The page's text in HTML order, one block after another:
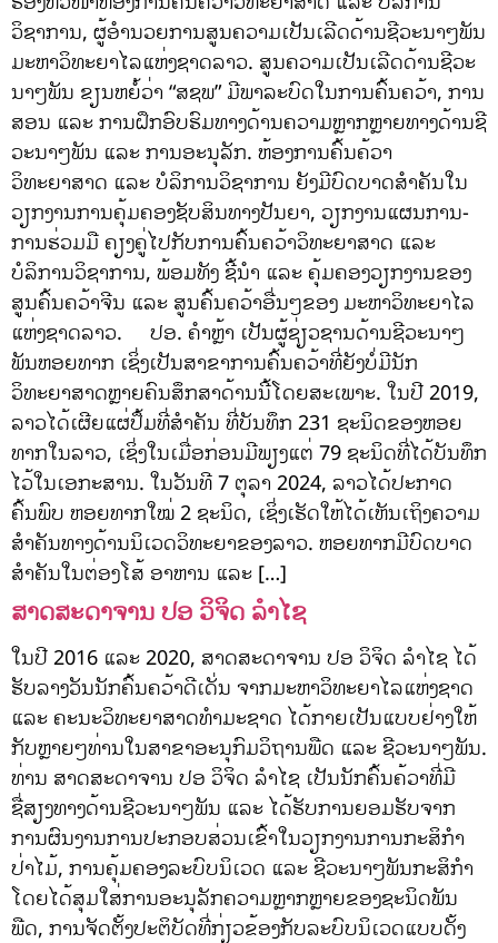
ວິຊາການ, ຜູ້ອຳນວຍການສູນຄວາມເປັນເລີດດ້ານຊີວະນາໆພັນ
ມະຫາວິທະຍາໄລແຫ່ງຊາດລາວ. ສູນ​ຄວາມ​ເປັນ​ເລີດ​ດ້ານຊີວະ
ນາໆພັນ ຂຽນຫຍໍ້ວ່າ “ສຊພ” ມີພາລະບົດໃນການ​ຄົ້ນ​ຄວ້າ, ການ
ສອນ ແລະ ການຝຶກອົບຮົມທາງດ້ານຄວາມຫຼາກຫຼາຍທາງດ້ານຊີ
ວະນາໆພັນ ແລະ ການອະນຸລັກ. ຫ້ອງການຄົ້ນຄ້ວາ
ວິທະຍາສາດ ແລະ ບໍລິການວິຊາການ ຍັງມີບົດບາດສໍາຄັນໃນ
ວຽກງານການຄຸ້ມຄອງຊັບສິນທາງປັນຍາ, ວຽກງານແຜນການ-
ການຮ່ວມມື ຄຽງຄູ່ໄປກັບການຄົ້ນຄວ້າວິທະຍາສາດ ແລະ
ບໍລິການວິຊາການ, ພ້ອມທັງ ຊີ້ນໍາ ແລະ ຄຸ້ມຄອງວຽກງານຂອງ
ສູນຄົ້ນຄວ້າຈີນ ແລະ ສູນຄົ້ນຄວ້າອື່ນໆຂອງ ມະຫາວິທະຍາໄລ
ແຫ່ງຊາດລາວ. ປອ. ຄຳຫຼ້າ ເປັນຜູ້ຊ່ຽວຊານດ້ານຊີວະນາໆ
ພັນຫອຍທາກ ເຊິ່ງເປັນສາຂາການຄົ້ນຄວ້າທີ່ຍັງບໍ່ມີນັກ
ວິທະຍາສາດຫຼາຍຄົນສຶກສາດ້ານນີ້ໂດຍສະເພາະ. ໃນປີ 2019,
ລາວໄດ້ເຜີຍແຜ່ປຶ້ມທີ່ສຳຄັນ ທີ່ບັນທຶກ 231 ຊະນິດຂອງຫອຍ
ທາກໃນລາວ, ເຊິ່ງໃນເມື່ອກ່ອນມີພຽງແຕ່ 79 ຊະນິດທີ່ໄດ້ບັນທຶກ
ໄວ້ໃນເອກະສານ. ໃນວັນທີ 7 ຕຸລາ 2024, ລາວໄດ້ປະກາດ
ຄົ້ນພົບ ຫອຍທາກໃໝ່ 2 ຊະນິດ, ເຊິ່ງເຮັດໃຫ້ໄດ້ເຫັນເຖິງຄວາມ
ສຳຄັນທາງດ້ານນິເວດວິທະຍາຂອງລາວ. ຫອຍທາກມີບົດບາດ
ສໍາຄັນໃນຕ່ອງໂສ້ ອາຫານ ແລະ […]
ສາດສະດາຈານ ປອ ວິຈິດ ລຳໄຊ
ໃນປີ 2016 ແລະ 2020, ສາດສະດາຈານ ປອ ວິຈິດ ລຳໄຊ ໄດ້
ຮັບລາງວັນນັກຄົ້ນຄວ້າດີເດັ່ນ ຈາກມະຫາວິທະຍາໄລແຫ່ງຊາດ
ແລະ ຄະນະວິທະຍາສາດທຳມະຊາດ ໄດ້ກາຍເປັນແບບຢ່າງໃຫ້
ກັບຫຼາຍໆທ່ານໃນສາຂາອະນຸກົມວິຖານພືດ ແລະ ຊີວະນາໆພັນ.
ທ່ານ ສາດສະດາຈານ ປອ ວິຈິດ ລໍາໄຊ ເປັນນັກຄົ້ນຄ້ວາທີ່ມີ
ຊື່ສຽງທາງດ້ານຊີວະນາໆພັນ ແລະ ໄດ້ຮັບການຍອມຮັບຈາກ
ການຜົນງານການປະກອບສ່ວນເຂົ້າໃນວຽກງານການກະສິກຳ
ປ່າໄມ້, ການຄຸ້ມຄອງລະບົບນິເວດ ແລະ ຊີວະນາໆພັນກະສິກຳ
ໂດຍໄດ້ສຸມໃສ່ການອະນຸລັກຄວາມຫຼາກຫຼາຍຂອງຊະນິດພັນ
ພືດ, ການຈັດຕັ້ງປະຕິບັດທີ່ກ່ຽວຂ້ອງກັບລະບົບນິເວດແບບດັ້ງ